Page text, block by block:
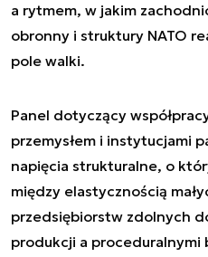
a rytmem, w jakim
obronny i struktury NATO
pole walki.
Panel dotyczący
przemysłem i instytucjami
napięcia strukturalne, o
między elastycznością
przedsiębiorstw zdolnych
produkcji a proceduralnymi